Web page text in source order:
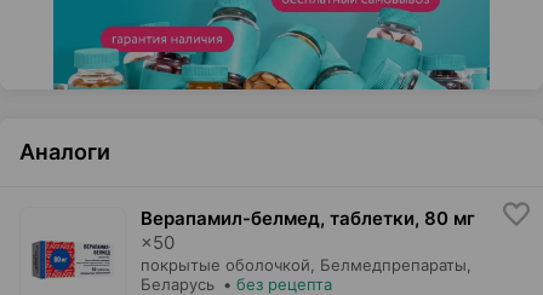
Аналоги
Верапамил-белмед, таблетки, 80 мг
×50
покрытые оболочкой, Белмедпрепараты
Беларусь • без рецепта